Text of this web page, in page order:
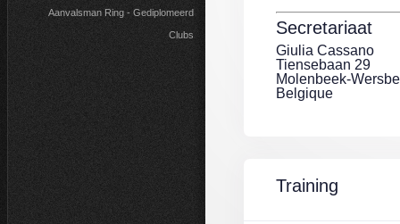
Aanvalsman Ring - Gediplomeerd
Clubs Secretariaat
Giulia Cassano
Tiensebaan 29
Molenbeek-
Belgique
Training